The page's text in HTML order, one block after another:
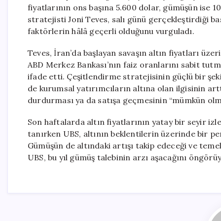
fiyatlarının ons başına 5.600 dolar, gümüşün ise
stratejisti Joni Teves, salı günü gerçekleştirdiği
faktörlerin hâlâ geçerli olduğunu vurguladı.
Teves, İran’da başlayan savaşın altın fiyatları
ABD Merkez Bankası’nın faiz oranlarını sabit
ifade etti. Çeşitlendirme stratejisinin güçlü bir
de kurumsal yatırımcıların altına olan ilgisinin
durdurması ya da satışa geçmesinin “mümkün
Son haftalarda altın fiyatlarının yatay bir seyir
tanırken UBS, altının beklentilerin üzerinde bir
Gümüşün de altındaki artışı takip edeceği ve
UBS, bu yıl gümüş talebinin arzı aşacağını